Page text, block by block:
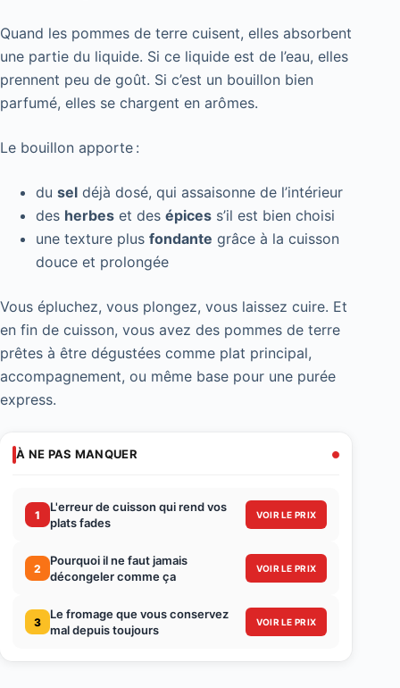
Quand les pommes de terre cuisent, elles absorbent
une partie du liquide. Si ce liquide est de l’eau, elles
prennent peu de goût. Si c’est un bouillon bien
parfumé, elles se chargent en arômes.
Le bouillon apporte :
du sel déjà dosé, qui assaisonne de l’intérieur
des herbes et des épices s’il est bien choisi
une texture plus fondante grâce à la cuisson
douce et prolongée
Vous épluchez, vous plongez, vous laissez cuire. Et
en fin de cuisson, vous avez des pommes de terre
prêtes à être dégustées comme plat principal,
accompagnement, ou même base pour une purée
express.
À NE PAS MANQUER
1
L'erreur de cuisson qui rend vos
plats fades
VOIR LE PRIX
2
Pourquoi il ne faut jamais
décongeler comme ça
VOIR LE PRIX
3
Le fromage que vous conservez
mal depuis toujours
VOIR LE PRIX